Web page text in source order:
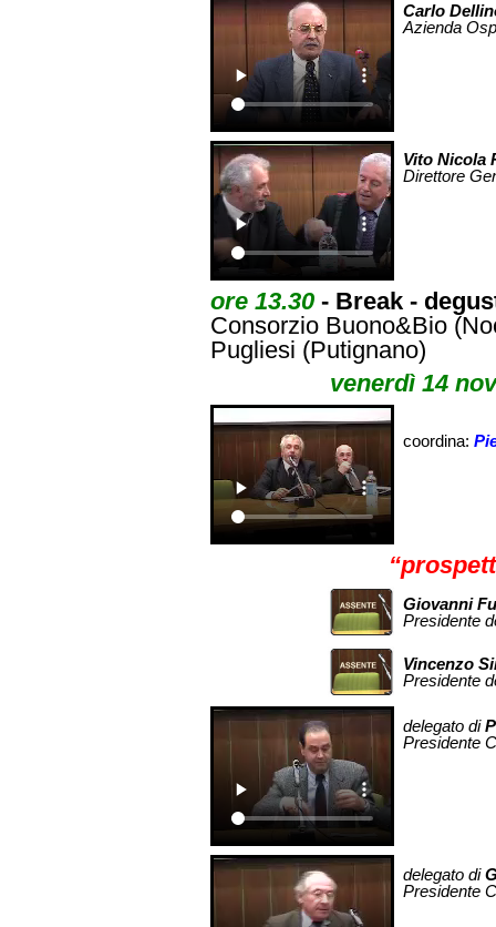
Carlo
Azienda
Vito Nicola
Direttore
ore 13.30 - Break -
Consorzio Buono&Bio
Pugliesi (Putignano)
venerdì 14
coordina:
Giovanni
Presidente
Vincenzo
Presidente
delegato di
Presidente
delegato di
Presidente